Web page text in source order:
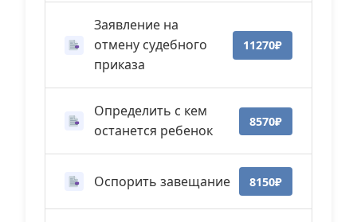
Заявление на
отмену судебного
приказа
11270₽
Определить с кем
останется ребенок
8570₽
Оспорить завещание 8150₽